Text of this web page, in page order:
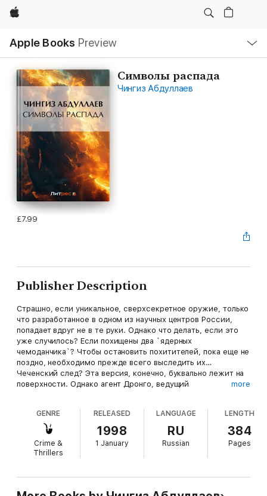
Apple
Apple Books Preview
Nav
Open
Menu
Символы распада
Чингиз Абдуллаев
£7.99
Publisher Description
Страшно, если уникальное, сверхсекретное оружие, только
что разработанное в одном из научных центров России,
попадает вдруг не в те руки. Однако что делать, если это
уже случилось? Если похищены два `ядерных
чемоданчика`? Чтобы остановить похитителей, пока еще не
поздно, необходимо прежде всего выследить их…
Чеченский след? Эта версия, конечно, буквально лежит на
поверхности. Однако агент Дронго, ведущий
следует искать не на пылающем в войнах Востоке, но на
благополучном, внешне вполне нейтральном Западе… Где? А
вот это уже другой вопрос. Вопрос, от ответа на который
зависит исход нового дела Дронго…
more
GENRE
Crime &
Thrillers
RELEASED
1998
1 January
LANGUAGE
RU
Russian
LENGTH
384
Pages